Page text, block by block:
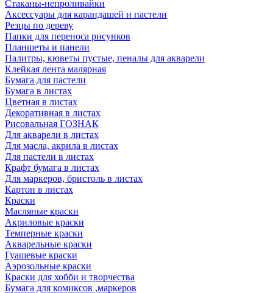
Стаканы-непроливайки
Аксессуары для карандашей и пастели
Резцы по дереву
Папки для переноса рисунков
Планшеты и панели
Палитры, кюветы пустые, пеналы для акварели
Клейкая лента малярная
Бумага для пастели
Бумага в листах
Цветная в листах
Декоративная в листах
Рисовальная ГОЗНАК
Для акварели в листах
Для масла, акрила в листах
Для пастели в листах
Крафт бумага в листах
Для маркеров, бристоль в листах
Картон в листах
Краски
Масляные краски
Акриловые краски
Темперные краски
Акварельные краски
Гуашевые краски
Аэрозольные краски
Краски для хобби и творчества
Бумага для комиксов ,маркеров